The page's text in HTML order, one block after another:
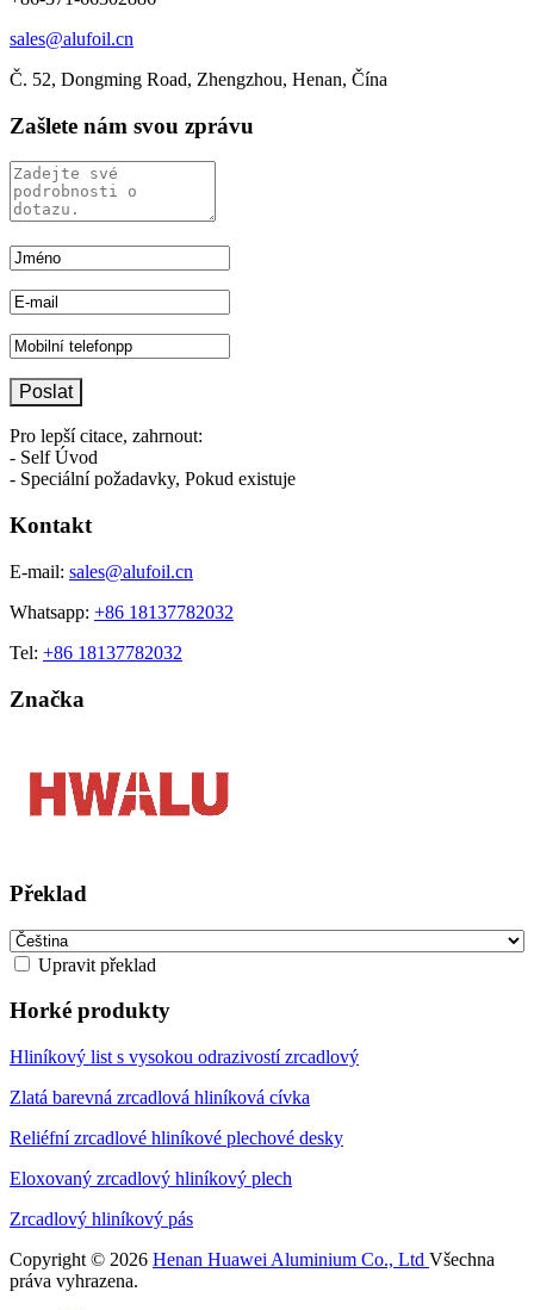
sales@alufoil.cn
Č. 52, Dongming Road, Zhengzhou, Henan, Čína
Zašlete nám svou zprávu
Pro lepší citace, zahrnout:
- Self Úvod
- Speciální požadavky, Pokud existuje
Kontakt
E-mail: sales@alufoil.cn
Whatsapp: +86 18137782032
Tel: +86 18137782032
Značka
Překlad
Upravit překlad
Horké produkty
Hliníkový list s vysokou odrazivostí zrcadlový
Zlatá barevná zrcadlová hliníková cívka
Reliéfní zrcadlové hliníkové plechové desky
Eloxovaný zrcadlový hliníkový plech
Zrcadlový hliníkový pás
Copyright © 2026 Henan Huawei Aluminium Co., Ltd Všechna
práva vyhrazena.